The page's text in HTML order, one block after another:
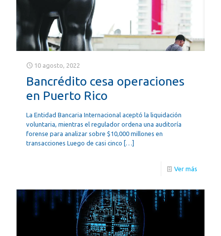
10 agosto, 2022
Bancrédito cesa operaciones
en Puerto Rico
La Entidad Bancaria Internacional aceptó la liquidación
voluntaria, mientras el regulador ordena una auditoría
forense para analizar sobre $10,000 millones en
transacciones Luego de casi cinco […]
Ver más